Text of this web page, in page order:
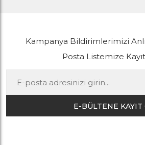
Kampanya Bildirimlerimizi
Posta Listemize
E-BÜLTENE KAYIT